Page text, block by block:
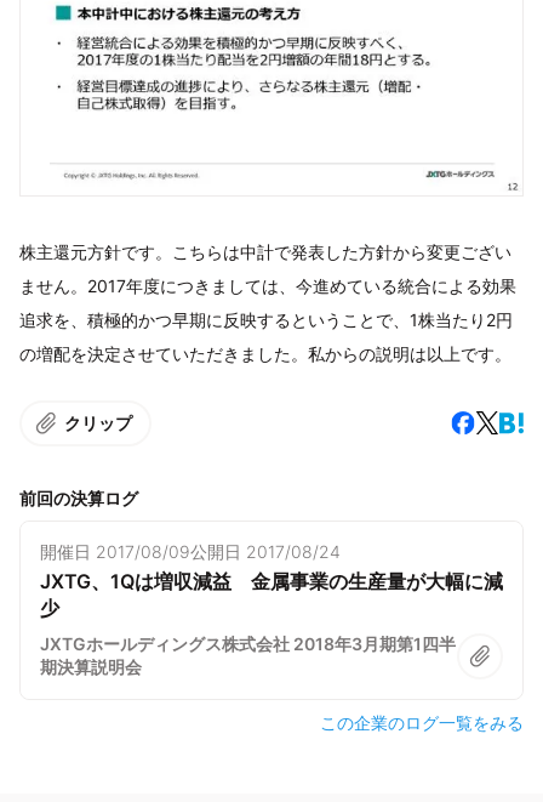
株主還元方針です。こちらは中計で発表した方針から変更ござい
ません。2017年度につきましては、今進めている統合による効果
追求を、積極的かつ早期に反映するということで、1株当たり2円
の増配を決定させていただきました。私からの説明は以上です。
クリップ
前回の決算ログ
開催日 2017/08/09公開日 2017/08/24
JXTG、1Qは増収減益 金属事業の生産量が大幅に減
少
JXTGホールディングス株式会社 2018年3月期第1四半
期決算説明会
この企業のログ一覧をみる